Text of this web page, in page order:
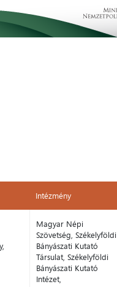
Intézmény
Magyar Népi
Szövetség, Székelyföldi
Bányászati Kutató
Társulat, Székelyföldi
Bányászati Kutató
Intézet,